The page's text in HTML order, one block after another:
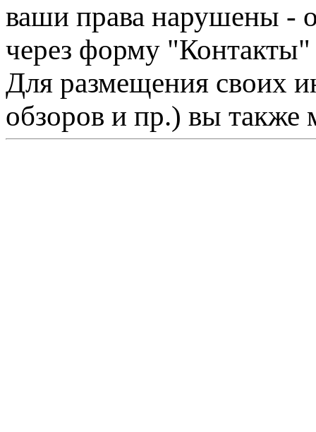
ваши права нарушены -
через форму "Контакты"
Для размещения своих
обзоров и пр.) вы также